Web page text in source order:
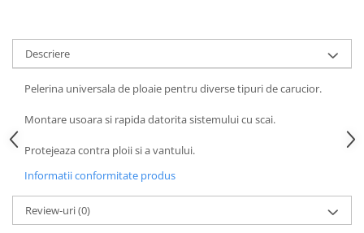
Descriere
Pelerina universala de ploaie pentru diverse tipuri de carucior.
Montare usoara si rapida datorita sistemului cu scai.
Protejeaza contra ploii si a vantului.
Informatii conformitate produs
Review-uri(0)